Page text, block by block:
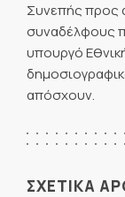
Συνεπής προς
συναδέλφους
υπουργό
απόσχουν.
ΣΧΕΤΙΚΑ